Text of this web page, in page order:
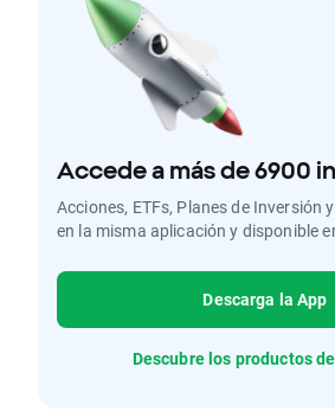
Accede a más de 6900
Acciones, ETFs, Planes de Inversión
en la misma aplicación y disponible
Descarga la App
Descubre los productos